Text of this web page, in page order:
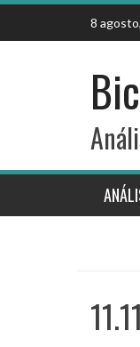
Skip
content
8